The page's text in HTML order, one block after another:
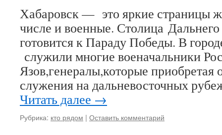
Хабаровск — это яркие страницы
числе и военные. Столица
готовится к Параду Победы. В
служили многие военачальники
Язов,генералы,которые приобретая
служения на дальневосточных
Читать далее →
Рубрика: кто рядом | Оставить комментарий